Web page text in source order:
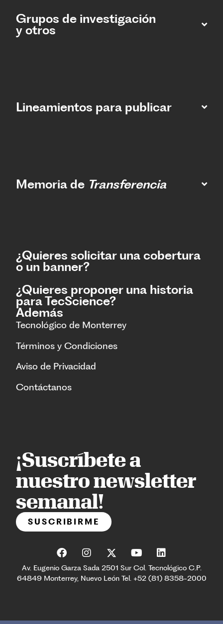
Grupos de investigación
y otros
Lineamientos para publicar
Memoria de Transferencia
¿Quieres solicitar una cobertura
o un banner?
¿Quieres proponer una historia
para TecScience?
Además
Tecnológico de Monterrey
Términos y Condiciones
Aviso de Privacidad
Contáctanos
¡Suscríbete a
nuestro newsletter
semanal!
SUSCRIBIRME
Av. Eugenio Garza Sada 2501 Sur Col. Tecnológico C.P.
64849 Monterrey, Nuevo León Tel. +52 (81) 8358-2000